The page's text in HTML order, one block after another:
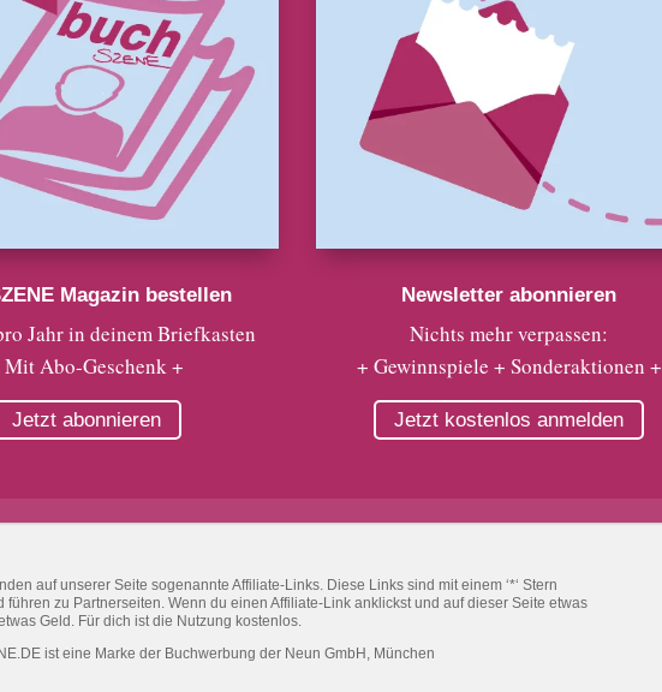
Magazin bestellen
Jahr in deinem Briefkasten
Mit Abo-Geschenk +
Jetzt abonnieren
Newsletter abonnieren
Nichts mehr verpassen:
+ Gewinnspiele + Sonderaktionen +
Jetzt kostenlos anmelden
auf unserer Seite sogenannte Affiliate-Links. Diese Links sind mit einem ‘*‘ Stern
führen zu Partnerseiten. Wenn du einen Affiliate-Link anklickst und auf dieser Seite etwas
Geld. Für dich ist die Nutzung kostenlos.
ist eine Marke der Buchwerbung der Neun GmbH, München